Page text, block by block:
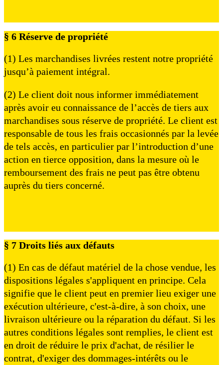
§ 6 Réserve de propriété
(1) Les marchandises livrées restent notre propriété
jusqu’à paiement intégral.
(2) Le client doit nous informer immédiatement
après avoir eu connaissance de l’accès de tiers aux
marchandises sous réserve de propriété. Le client est
responsable de tous les frais occasionnés par la levée
de tels accès, en particulier par l’introduction d’une
action en tierce opposition, dans la mesure où le
remboursement des frais ne peut pas être obtenu
auprès du tiers concerné.
§ 7 Droits liés aux défauts
(1) En cas de défaut matériel de la chose vendue, les
dispositions légales s'appliquent en principe. Cela
signifie que le client peut en premier lieu exiger une
exécution ultérieure, c'est-à-dire, à son choix, une
livraison ultérieure ou la réparation du défaut. Si les
autres conditions légales sont remplies, le client est
en droit de réduire le prix d'achat, de résilier le
contrat, d'exiger des dommages-intérêts ou le